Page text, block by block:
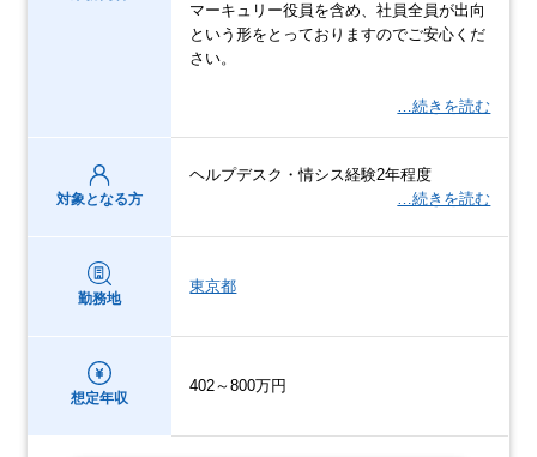
マーキュリー役員を含め、社員全員が出向
という形をとっておりますのでご安心くだ
さい。
…続きを読む
対象となる方
ヘルプデスク・情シス経験2年程度
…続きを読む
勤務地
東京都
想定年収
402～800万円